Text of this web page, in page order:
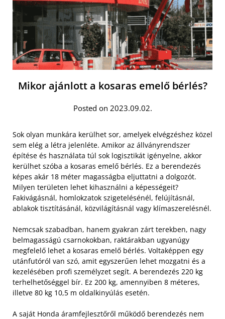
Mikor ajánlott a kosaras emelő bérlés?
Posted on 2023.09.02.
Sok olyan munkára kerülhet sor, amelyek elvégzéshez közel
sem elég a létra jelenléte. Amikor az állványrendszer
építése és használata túl sok logisztikát igényelne, akkor
kerülhet szóba a kosaras emelő bérlés. Ez a berendezés
képes akár 18 méter magasságba eljuttatni a dolgozót.
Milyen területen lehet kihasználni a képességeit?
Fakivágásnál, homlokzatok szigetelésénél, felújításnál,
ablakok tisztításánál, közvilágításnál vagy klímaszerelésnél.
Nemcsak szabadban, hanem gyakran zárt terekben, nagy
belmagasságú csarnokokban, raktárakban ugyanúgy
megfelelő lehet a kosaras emelő bérlés. Voltaképpen egy
utánfutóról van szó, amit egyszerűen lehet mozgatni és a
kezelésében profi személyzet segít. A berendezés 220 kg
terhelhetőséggel bír. Ez 200 kg, amennyiben 8 méteres,
illetve 80 kg 10,5 m oldalkinyúlás esetén.
A saját Honda áramfejlesztőről működő berendezés nem